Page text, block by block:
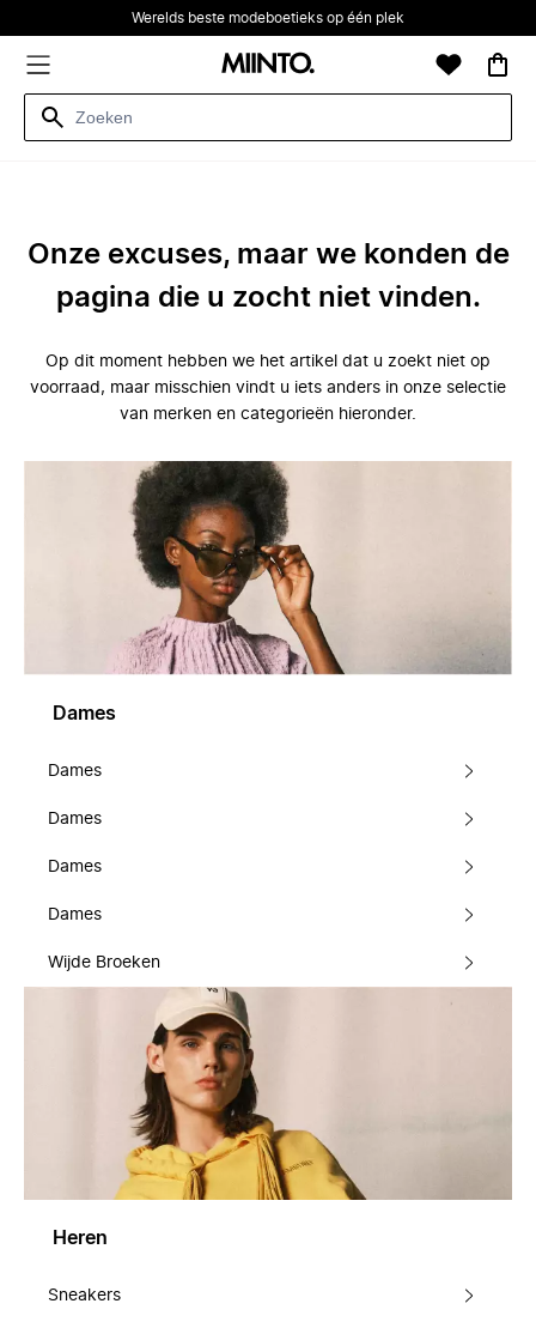
Werelds beste modeboetieks op één plek
Onze excuses, maar we konden de
pagina die u zocht niet vinden.
Op dit moment hebben we het artikel dat u zoekt niet op
voorraad, maar misschien vindt u iets anders in onze selectie
van merken en categorieën hieronder.
Dames
Dames
Dames
Dames
Dames
Wijde Broeken
Heren
Sneakers